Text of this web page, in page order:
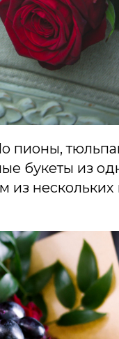
пионы,
букеты из
из нескольких